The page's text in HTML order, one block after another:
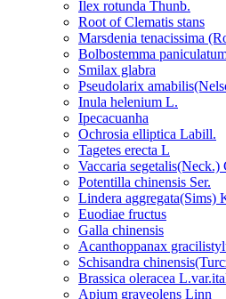
Ilex rotunda Thunb.
Root of Clematis stans
Marsdenia tenacissima
Bolbostemma
Smilax glabra
Pseudolarix
Inula helenium L.
Ipecacuanha
Ochrosia elliptica Labill.
Tagetes erecta L
Vaccaria segetalis(Neck.)
Potentilla chinensis Ser.
Lindera aggregata(Sims)
Euodiae fructus
Galla chinensis
Acanthoppanax
Schisandra
Brassica oleracea
Apium graveolens Linn